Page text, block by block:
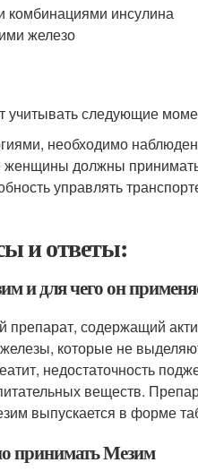
инсулина
железо
учитывать следующие
необходимо
должны принимать
управлять
и ответы:
и для чего он
содержащий
которые не
недостаточность
веществ.
выпускается в форме
принимать Мезим